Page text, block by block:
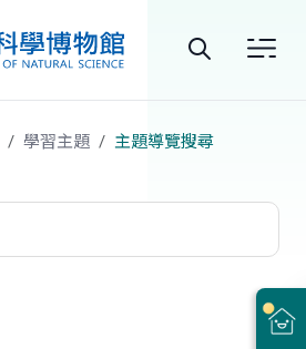
站
尋
學習主題 主題導覽搜尋